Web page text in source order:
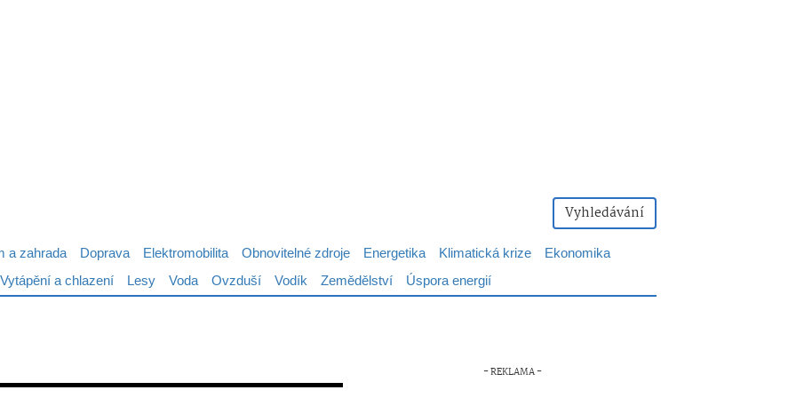
Vyhledávání
a zahrada Doprava Elektromobilita Obnovitelné zdroje Energetika Klimatická krize
Ekonomika
Vytápění a chlazení
Lesy Voda Ovzduší Vodík Zemědělství Úspora energií